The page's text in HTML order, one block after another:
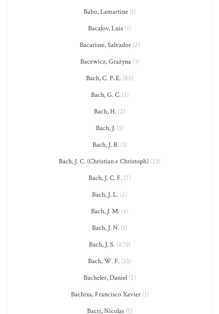
Babo, Lamartine(1)
Bacalov, Luis (1)
Bacarisse, Salvador(2)
Bacewicz, Grażyna(3)
Bach, C. P. E.(85)
Bach, G. C.(1)
Bach, H. (2)
Bach, J. (1)
Bach, J. B.(3)
Bach, J. C. (Christian e Christoph) (23)
Bach, J. C. F.(7)
Bach, J. L. (2)
Bach, J. M. (4)
Bach, J. N. (1)
Bach, J. S.(870)
Bach, W. F. (33)
Bacheler, Daniel(2)
Bachixa, Francisco Xavier(1)
Bacri, Nicolas (1)